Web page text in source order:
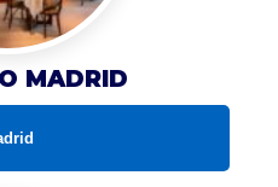
MADRID